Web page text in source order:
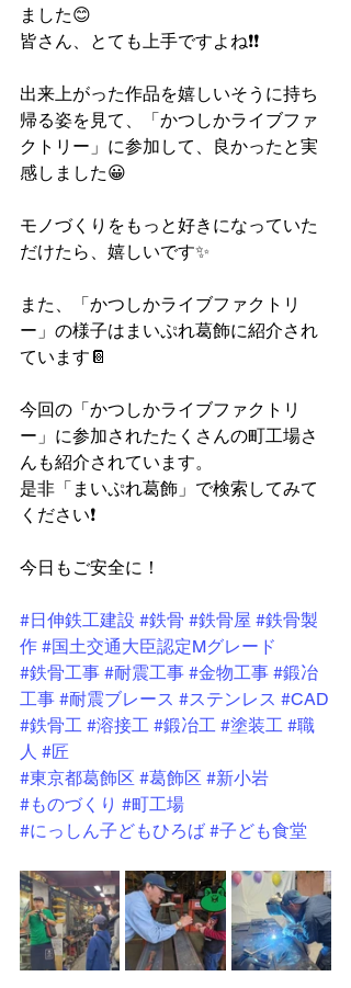
ました😊
皆さん、とても上手ですよね❗❗
出来上がった作品を嬉しいそうに持ち
帰る姿を見て、「かつしかライブファ
クトリー」に参加して、良かったと実
感しました😀
モノづくりをもっと好きになっていた
だけたら、嬉しいです✨
また、「かつしかライブファクトリ
ー」の様子はまいぷれ葛飾に紹介され
ています📔
今回の「かつしかライブファクトリ
ー」に参加されたたくさんの町工場さ
んも紹介されています。
是非「まいぷれ葛飾」で検索してみて
ください❗
今日もご安全に！
#日伸鉄工建設 #鉄骨 #鉄骨屋 #鉄骨製
作 #国土交通大臣認定Mグレード
#鉄骨工事 #耐震工事 #金物工事 #鍛冶
工事 #耐震ブレース #ステンレス #CAD
#鉄骨工 #溶接工 #鍛冶工 #塗装工 #職
人 #匠
#東京都葛飾区 #葛飾区 #新小岩
#ものづくり #町工場
#にっしん子どもひろば #子ども食堂